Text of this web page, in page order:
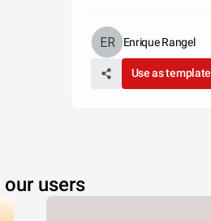
Enrique Rangel
Use as template
users